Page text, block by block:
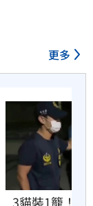
更多
3貓裝1籠！養